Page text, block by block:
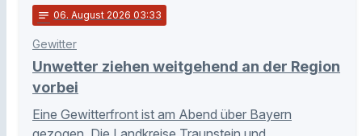
notes 06. August 2026 03:33
Gewitter
Unwetter ziehen weitgehend an der Region
vorbei
Eine Gewitterfront ist am Abend über Bayern